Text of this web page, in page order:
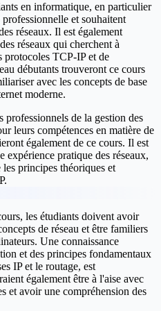
en informatique, en particulier
et souhaitent
réseaux. Il est également
réseaux qui cherchent à
protocoles TCP-IP et de
débutants trouveront ce cours
avec les concepts de base
moderne.
professionnels de la gestion des
leurs compétences en matière de
également de ce cours. Il est
expérience pratique des réseaux,
principes théoriques et
les étudiants doivent avoir
de réseau et être familiers
Une connaissance
et des principes fondamentaux
IP et le routage, est
également être à l'aise avec
et avoir une compréhension des